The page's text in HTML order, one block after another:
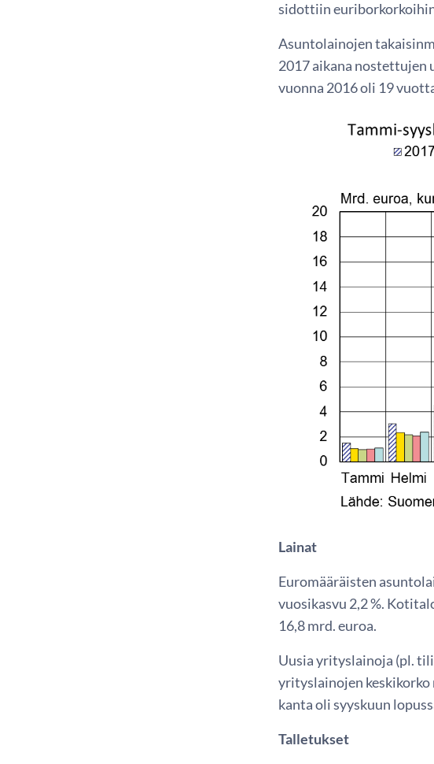
sidottiin
Asuntolainojen
2017 aikana nostettujen
vuonna 2016 oli 19
Lainat
Euromääräisten
vuosikasvu 2,2 %.
16,8 mrd. euroa.
Uusia yrityslainoja (pl.
yrityslainojen keskikorko
kanta oli syyskuun
Talletukset